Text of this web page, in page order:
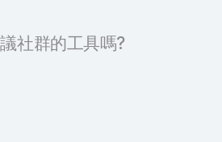
社群的工具嗎?